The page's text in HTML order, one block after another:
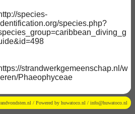
species-
species.php?
strandwerkgemeenschap.nl/w
Phaeophyceae
/ Powered by huwatoco.nl / info@huwatoco.nl